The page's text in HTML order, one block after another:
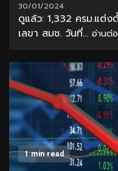
30/01/2024
ดูแล้ว: 1,332 ครม.แต่
เลขา สมช. วันที่... อ่านต่อ
1 min read